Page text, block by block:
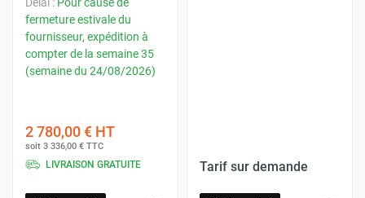
fermeture estivale du
fournisseur, expédition à
compter de la semaine 35
(semaine du 24/08/2026)
2 780,00 € HT
soit 3 336,00 € TTC
LIVRAISON GRATUITE Tarif sur demande